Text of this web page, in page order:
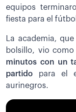
equipos
fiesta para el
La academia,
bolsillo, vio como
minutos con un
partido para el
aurinegros.